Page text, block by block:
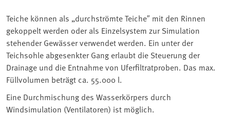
Teiche können als „durchströmte Teiche″ mit den Rinnen
gekoppelt werden oder als Einzelsystem zur Simulation
stehender Gewässer verwendet werden. Ein unter der
Teichsohle abgesenkter Gang erlaubt die Steuerung der
Drainage und die Entnahme von Uferfiltratproben. Das max.
Füllvolumen beträgt ca. 55.000 l.
Eine Durchmischung des Wasserkörpers durch
Windsimulation (Ventilatoren) ist möglich.